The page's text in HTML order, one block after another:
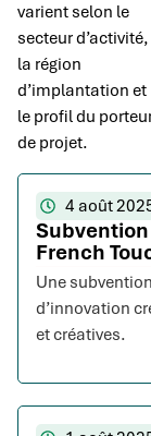
varient selon le
secteur d’activité,
la région
d’implantation et
le profil du
de projet.
4 août
French
Une
d’innovation
et créatives.